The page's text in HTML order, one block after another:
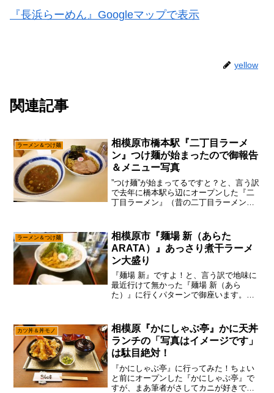
『長浜らーめん』Googleマップで表示
yellow
関連記事
ラーメン＆つけ麺
相模原市橋本駅『二丁目ラーメ
ン』つけ麺が始まったので御報告
＆メニュー写真
”つけ麺”が始まってるですと？と、言う訳
で去年に橋本駅ら辺にオープンした『二
丁目ラーメン』（昔の二丁目ラーメンと
りと最初の頃から券売機には存在してい
たのですが、やは...
ラーメン＆つけ麺
相模原市『麺場 新（あらた
ARATA）』あっさり煮干ラーメ
ン大盛り
『麺場 新』ですよ！と、言う訳で地味に
最近行けて無かった『麺場 新（あら
た）』に行くパターンで御座います。い
駆け抜けてしまうので、いつも通り過ぎ
ちゃう説。ついでに書いて...
カツ丼＆丼モノ
相模原『かにしゃぶ亭』かに天丼
ランチの「写真はイメージです」
は駄目絶対！
『かにしゃぶ亭』に行ってみた！ちょい
と前にオープンした『かにしゃぶ亭』で
すが、まあ筆者がさしてカニが好きでも